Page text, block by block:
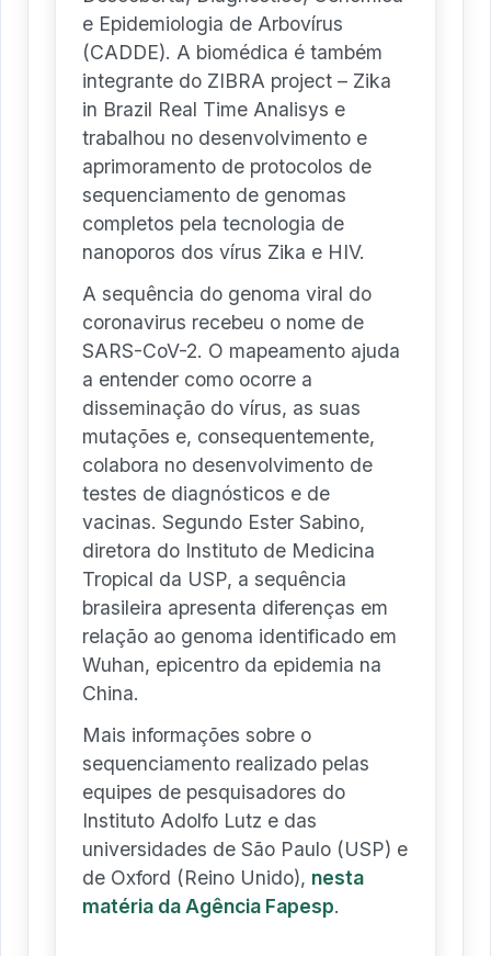
e Epidemiologia de Arbovírus
(CADDE). A biomédica é também
integrante do ZIBRA project – Zika
in Brazil Real Time Analisys e
trabalhou no desenvolvimento e
aprimoramento de protocolos de
sequenciamento de genomas
completos pela tecnologia de
nanoporos dos vírus Zika e HIV.
A sequência do genoma viral do
coronavirus recebeu o nome de
SARS-CoV-2. O mapeamento ajuda
a entender como ocorre a
disseminação do vírus, as suas
mutações e, consequentemente,
colabora no desenvolvimento de
testes de diagnósticos e de
vacinas. Segundo Ester Sabino,
diretora do Instituto de Medicina
Tropical da USP, a sequência
brasileira apresenta diferenças em
relação ao genoma identificado em
Wuhan, epicentro da epidemia na
China.
Mais informações sobre o
sequenciamento realizado pelas
equipes de pesquisadores do
Instituto Adolfo Lutz e das
universidades de São Paulo (USP) e
de Oxford (Reino Unido), nesta
matéria da Agência Fapesp.